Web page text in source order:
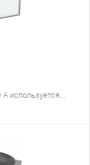
используется...